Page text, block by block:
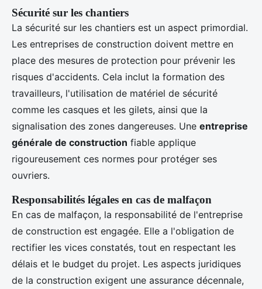
Sécurité sur les chantiers
La sécurité sur les chantiers est un aspect primordial.
Les entreprises de construction doivent mettre en
place des mesures de protection pour prévenir les
risques d'accidents. Cela inclut la formation des
travailleurs, l'utilisation de matériel de sécurité
comme les casques et les gilets, ainsi que la
signalisation des zones dangereuses. Une entreprise
générale de construction fiable applique
rigoureusement ces normes pour protéger ses
ouvriers.
Responsabilités légales en cas de malfaçon
En cas de malfaçon, la responsabilité de l'entreprise
de construction est engagée. Elle a l'obligation de
rectifier les vices constatés, tout en respectant les
délais et le budget du projet. Les aspects juridiques
de la construction exigent une assurance décennale,